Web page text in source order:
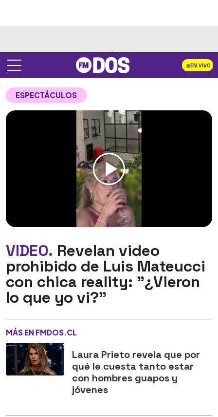
EN VIVO
ESPECTÁCULOS
VIDEO. Revelan video
prohibido de Luis Mateucci
con chica reality: "¿Vieron
lo que yo vi?"
MÁS EN FMDOS.CL
Laura Prieto revela que por
qué le cuesta tanto estar
con hombres guapos y
jóvenes